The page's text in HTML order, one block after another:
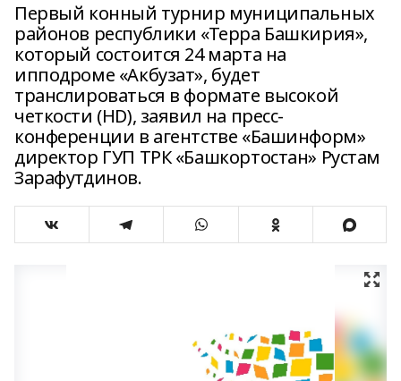
Первый конный турнир муниципальных
районов республики «Терра Башкирия»,
который состоится 24 марта на
ипподроме «Акбузат», будет
транслироваться в формате высокой
четкости (HD), заявил на пресс-
конференции в агентстве «Башинформ»
директор ГУП ТРК «Башкортостан» Рустам
Зарафутдинов.